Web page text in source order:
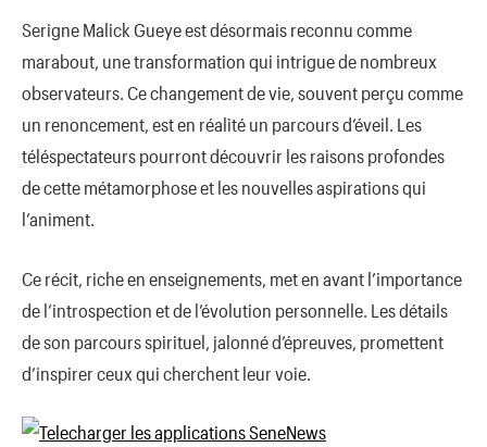
Serigne Malick Gueye est désormais reconnu comme
marabout, une transformation qui intrigue de nombreux
observateurs. Ce changement de vie, souvent perçu comme
un renoncement, est en réalité un parcours d’éveil. Les
téléspectateurs pourront découvrir les raisons profondes
de cette métamorphose et les nouvelles aspirations qui
l’animent.
Ce récit, riche en enseignements, met en avant l’importance
de l’introspection et de l’évolution personnelle. Les détails
de son parcours spirituel, jalonné d’épreuves, promettent
d’inspirer ceux qui cherchent leur voie.